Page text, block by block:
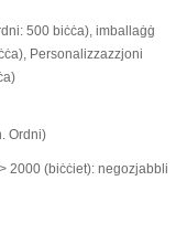
500 biċċa), imballaġġ
Personalizzazzjoni
Ordni)
2000 (biċċiet): negozjabbli